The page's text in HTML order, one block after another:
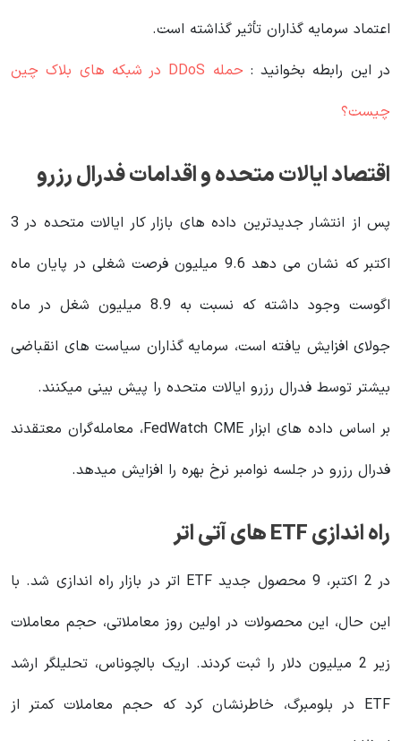
اعتماد سرمایه گذاران تأثیر گذاشته است.
در این رابطه بخوانید‌ :
حمله DDoS در شبکه های بلاک چین
چیست؟
اقتصاد ایالات متحده و اقدامات فدرال رزرو
پس از انتشار جدیدترین داده های بازار کار ایالات متحده در 3
اکتبر که نشان می دهد 9.6 میلیون فرصت شغلی در پایان ماه
اگوست وجود داشته که نسبت به 8.9 میلیون شغل در ماه
جولای افزایش یافته است، سرمایه گذاران سیاست های انقباضی
بیشتر توسط فدرال رزرو ایالات متحده را پیش بینی میکنند.
بر اساس داده های ابزار FedWatch CME، معامله‌گران معتقدند
فدرال رزرو در جلسه نوامبر نرخ‌ بهره را افزایش میدهد.
راه اندازی ETF های آتی اتر
در 2 اکتبر، 9 محصول جدید ETF اتر در بازار راه اندازی شد. با
این حال، این محصولات در اولین روز معاملاتی، حجم معاملات
زیر 2 میلیون دلار را ثبت کردند. اریک بالچوناس، تحلیلگر ارشد
ETF در بلومبرگ، خاطرنشان کرد که حجم معاملات کمتر از